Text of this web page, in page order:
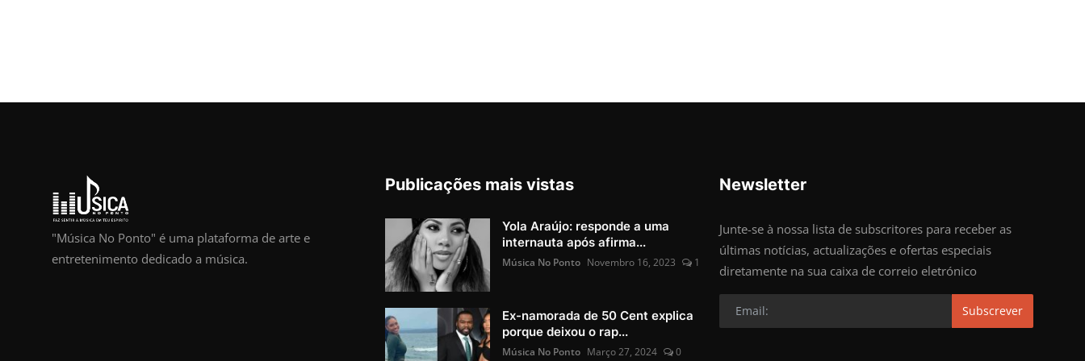
"Música No Ponto" é uma plataforma de arte e
entretenimento dedicado a música.
Publicações mais vistas
Yola Araújo: responde a uma
internauta após afirma...
Música No Ponto Novembro 16, 2023 1
Ex-namorada de 50 Cent explica
porque deixou o rap...
Música No Ponto Março 27, 2024 0
Newsletter
Junte-se à nossa lista de subscritores para receber as
últimas notícias, actualizações e ofertas especiais
diretamente na sua caixa de correio eletrónico
Subscrever